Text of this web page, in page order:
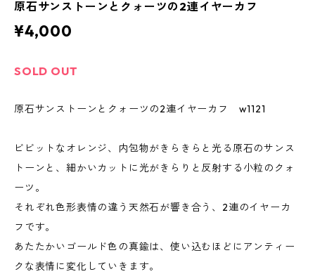
原石サンストーンとクォーツの2連イヤーカフ
¥4,000
SOLD OUT
原石サンストーンとクォーツの2連イヤーカフ w1121
ビビットなオレンジ、内包物がきらきらと光る原石のサンス
トーンと、細かいカットに光がきらりと反射する小粒のクォ
ーツ。
それぞれ色形表情の違う天然石が響き合う、2連のイヤーカ
フです。
あたたかいゴールド色の真鍮は、使い込むほどにアンティー
クな表情に変化していきます。